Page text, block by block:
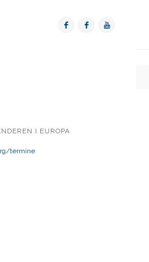
I EUROPA
termine